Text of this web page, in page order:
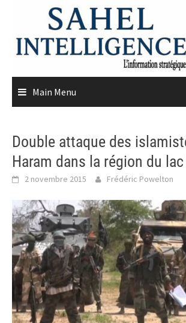
content
Main Menu
Double attaque des
Haram dans la région du lac
2 novembre 2015 Frédéric Powelton